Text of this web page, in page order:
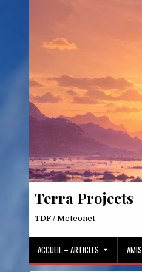
Terra Projects
TDF / Meteonet
ACCUEIL – ARTICLES AMIS